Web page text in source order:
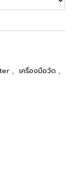
, เครื่องมือวัด ,